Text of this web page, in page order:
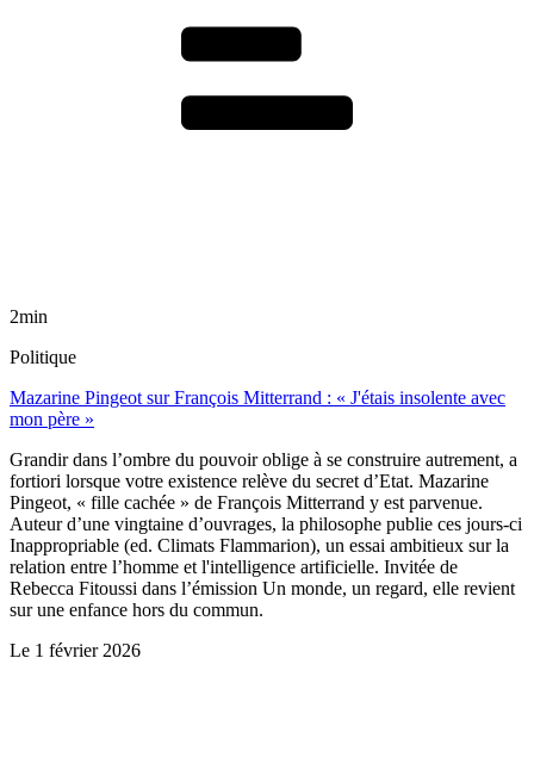
2min
Politique
Mazarine Pingeot sur François Mitterrand : « J'étais insolente avec
mon père »
Grandir dans l’ombre du pouvoir oblige à se construire autrement, a
fortiori lorsque votre existence relève du secret d’Etat. Mazarine
Pingeot, « fille cachée » de François Mitterrand y est parvenue.
Auteur d’une vingtaine d’ouvrages, la philosophe publie ces jours-ci
Inappropriable (ed. Climats Flammarion), un essai ambitieux sur la
relation entre l’homme et l'intelligence artificielle. Invitée de
Rebecca Fitoussi dans l’émission Un monde, un regard, elle revient
sur une enfance hors du commun.
Le 1 février 2026